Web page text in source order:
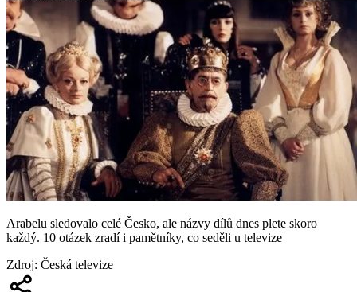
Arabelu sledovalo celé Česko, ale názvy dílů dnes plete skoro
každý. 10 otázek zradí i pamětníky, co seděli u televize
Zdroj: Česká televize